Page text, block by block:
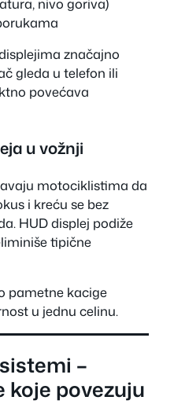
značajno
gleda u telefon ili
povećava
u vožnji
motociklistima da
i kreću se bez
HUD displej podiže
tipične
pametne kacige
u jednu celinu.
–
koje povezuju